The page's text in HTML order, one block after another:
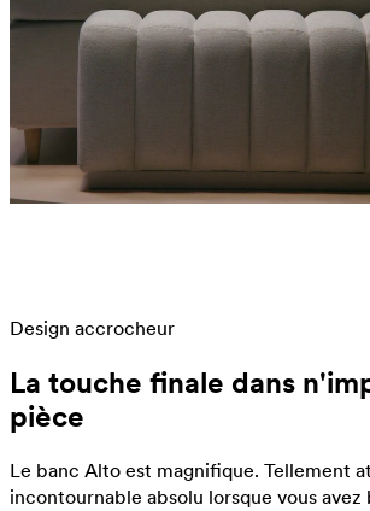
Design accrocheur
La touche finale dans
pièce
Le banc Alto est magnifique. Tellement
incontournable absolu lorsque vous